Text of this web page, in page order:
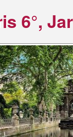
6°,